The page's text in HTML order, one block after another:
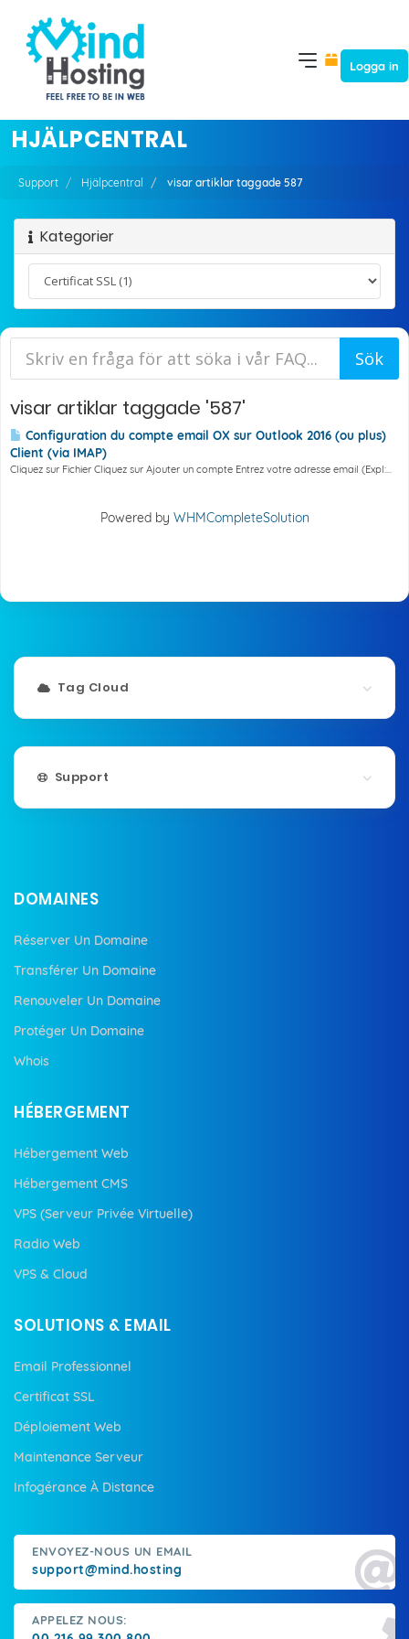
Logga in
HJÄLPCENTRAL
Support Hjälpcentral visar artiklar taggade 587
Kategorier
visar artiklar taggade '587'
Configuration du compte email OX sur Outlook 2016 (ou plus)
Client (via IMAP)
Cliquez sur Fichier Cliquez sur Ajouter un compte Entrez votre adresse email (Expl:...
Powered by WHMCompleteSolution
Tag Cloud
Support
DOMAINES
Réserver Un Domaine
Transférer Un Domaine
Renouveler Un Domaine
Protéger Un Domaine
Whois
HÉBERGEMENT
Hébergement Web
Hébergement CMS
VPS (Serveur Privée Virtuelle)
Radio Web
VPS & Cloud
SOLUTIONS & EMAIL
Email Professionnel
Certificat SSL
Déploiement Web
Maintenance Serveur
Infogérance À Distance
ENVOYEZ-NOUS UN EMAIL
support@mind.hosting
APPELEZ NOUS: